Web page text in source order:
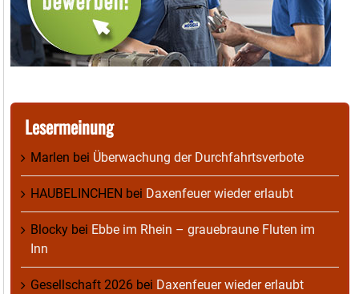
Lesermeinung
Marlen bei Überwachung der Durchfahrtsverbote
HAUBELINCHEN bei Daxenfeuer wieder erlaubt
Blocky bei Ebbe im Rhein – grauebraune Fluten im
Inn
Gesellschaft 2026 bei Daxenfeuer wieder erlaubt